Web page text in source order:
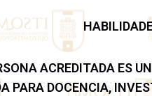
ACREDITADA ES
PARA DOCENCIA,